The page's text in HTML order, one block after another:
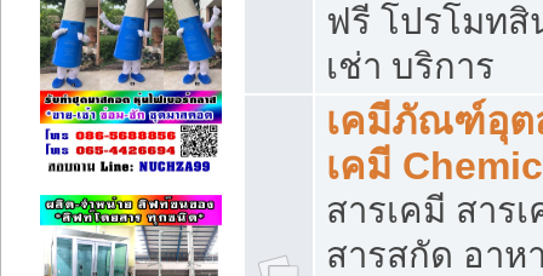
ฟรี โปรโมท
เช่า บริการ
เคมีภัณฑ์อุต
เคมี
สารเคมี สาร
สารสกัด อาห